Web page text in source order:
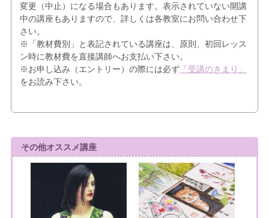
変更（中止）になる場合もあります。表示されていない開講
中の講座もありますので、詳しくは各教室にお問い合わせ下
さい。
※「教材費別」と表記されている講座は、原則、初回レッス
ン時に教材費を直接講師へお支払い下さい。
※お申し込み（エントリー）の際には必ず「受講のきまり」
をお読み下さい。
その他オススメ講座